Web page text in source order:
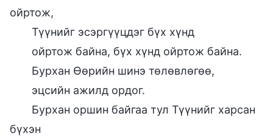
ойртож,
Түүнийг эсэргүүцдэг бүх хүнд
ойртож байна, бүх хүнд ойртож байна.
Бурхан Өөрийн шинэ төлөвлөгөө,
эцсийн ажилд ордог.
Бурхан оршин байгаа тул Түүнийг харсан
бүхэн